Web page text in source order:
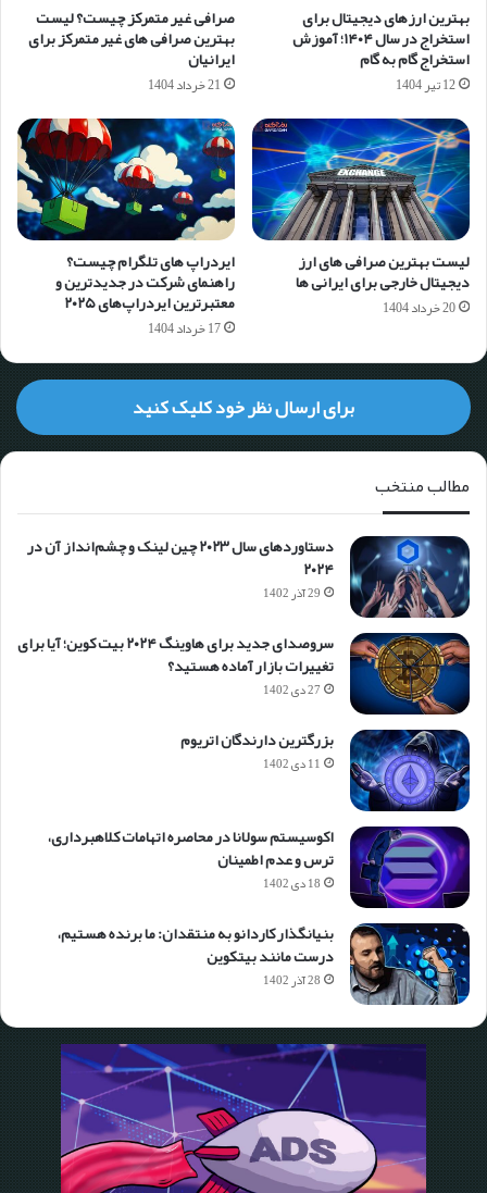
بهترین ارزهای دیجیتال برای
استخراج در سال ۱۴۰۴؛ آموزش
استخراج گام به گام
12 تیر 1404
صرافی غیر متمرکز چیست؟ لیست
بهترین صرافی های غیر متمرکز برای
ایرانیان
21 خرداد 1404
لیست بهترین صرافی های ارز
دیجیتال خارجی برای ایرانی ها
20 خرداد 1404
ایردراپ های تلگرام چیست؟
راهنمای شرکت در جدیدترین و
معتبرترین ایردراپ‌های ۲۰۲۵
17 خرداد 1404
برای ارسال نظر خود کلیک کنید
مطالب منتخب
دستاوردهای سال ۲۰۲۳ چین لینک و چشم‌انداز آن در
۲۰۲۴
29 آذر 1402
سروصدای جدید برای هاوینگ ۲۰۲۴ بیت کوین؛ آیا برای
تغییرات بازار آماده هستید؟
27 دی 1402
بزرگترین دارندگان اتریوم
11 دی 1402
اکوسیستم سولانا در محاصره اتهامات کلاهبرداری،
ترس و عدم اطمینان
18 دی 1402
بنیانگذار کاردانو به منتقدان: ما برنده هستیم،
درست مانند بیتکوین
28 آذر 1402